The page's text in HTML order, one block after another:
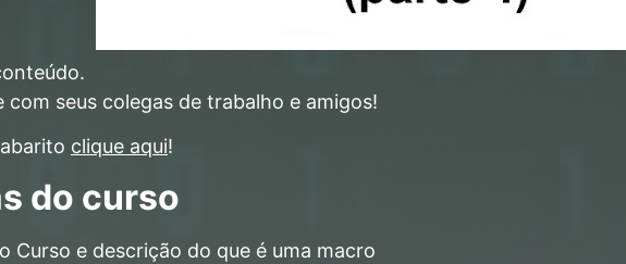
seus colegas de trabalho e amigos!
clique aqui!
do curso
Curso e descrição do que é uma macro